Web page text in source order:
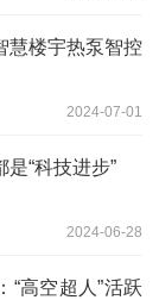
慧楼宇热泵智控
2024-07-01
“科技进步”
2024-06-28
“高空超人”活跃